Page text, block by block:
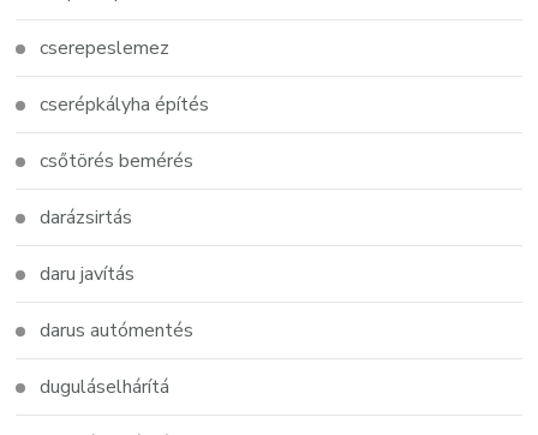
cserepeslemez
cserépkályha építés
csőtörés bemérés
darázsirtás
daru javítás
darus autómentés
duguláselhárítá